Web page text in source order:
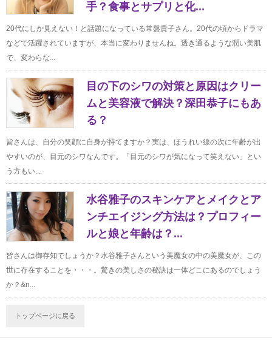
手？食事とサプリと化...
20代にしか見えない！と話題になっている常盤貴子さん。20代の頃からドラマ
などで活躍されていますが、本当に変わりませんね。透き通るような潤い美肌
で、変わらな...
目の下のシワの対策と原因はクリー
ムと美容液で解決？深田恭子にもあ
る？
皆さんは、自分の笑顔に自身が持てますか？実は、ほうれい線の次に年齢が出
やすいのが、目元のシワなんです。「目元のシワが気になって笑えない」とい
う方もい...
水谷雅子のスキンケアとメイクとア
ンチエイジング方法は？プロフィー
ルと娘と年齢は？...
皆さんは御存知でしょうか？水谷雅子さんという美魔女の中の美魔女が、この
世に存在することを・・・。驚きの美しさの秘訣は一体どこにあるのでしょう
か？&n...
トップページに戻る